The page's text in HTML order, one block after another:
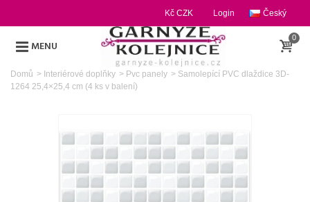
Český
Login
Kč CZK
MENU
0
Domů > Interiérové doplňky > Pvc panely > Samolepící PVC dlaždice 3D-
1264 25,4×25,4 cm (4 ks v balení)